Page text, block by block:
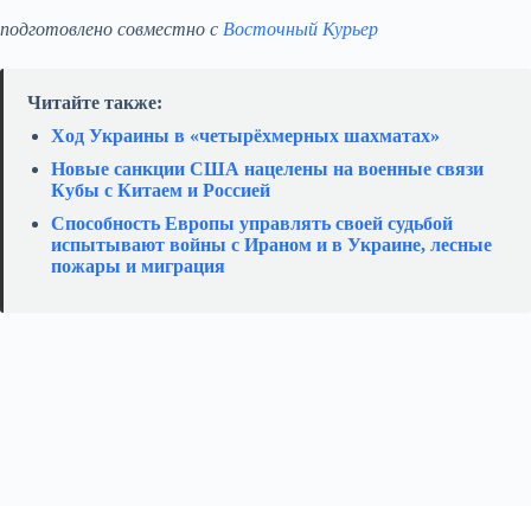
подготовлено совместно с Восточный Курьер
Читайте также:
Ход Украины в «четырёхмерных шахматах»
Новые санкции США нацелены на военные связи
Кубы с Китаем и Россией
Способность Европы управлять своей судьбой
испытывают войны с Ираном и в Украине, лесные
пожары и миграция